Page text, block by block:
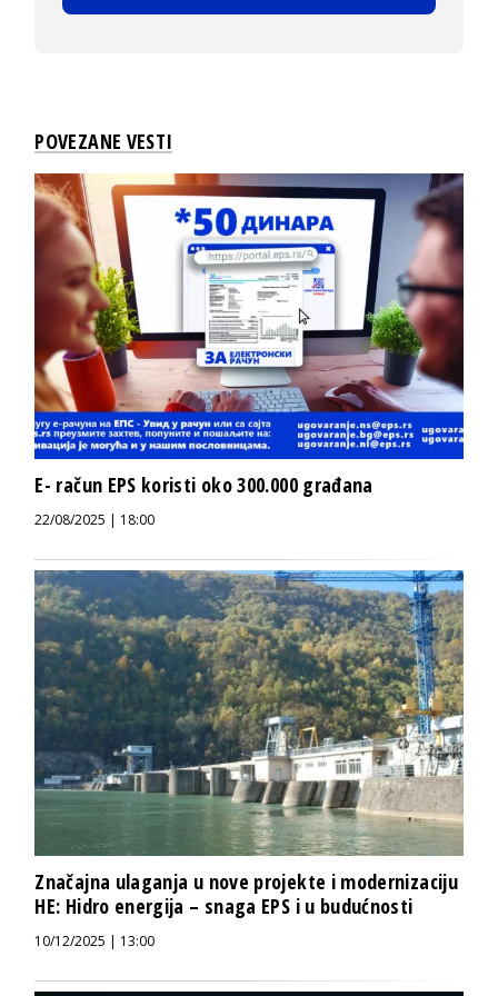
POVEZANE VESTI
E- račun EPS koristi oko 300.000 građana
22/08/2025 | 18:00
Značajna ulaganja u nove projekte i modernizaciju
HE: Hidro energija – snaga EPS i u budućnosti
10/12/2025 | 13:00